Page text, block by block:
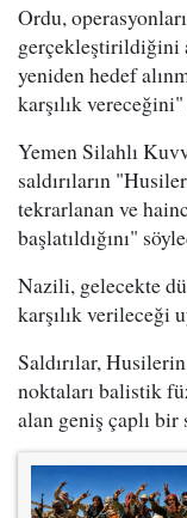
Ordu,
gerçekleştirildiğini
yeniden hedef
karşılık
Yemen Silahlı
saldırıların
tekrarlanan ve
başlatıldığını"
Nazili, gelecekte
karşılık verileceği
Saldırılar,
noktaları balistik
alan geniş çaplı bir